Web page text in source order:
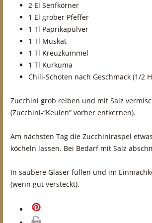
2 El Senfkörner
1 El grober Pfeffer
1 Tl Paprikapulver
1 Tl Muskat
1 Tl Kreuzkümmel
1 Tl Kurkuma
Chili-Schoten nach Geschmack (1/2
Zucchini grob reiben und mit Salz
(Zucchini-“Keulen” vorher entkernen).
Am nächsten Tag die Zucchiniraspel
köcheln lassen. Bei Bedarf mit Salz
In saubere Gläser füllen und im
(wenn gut versteckt).